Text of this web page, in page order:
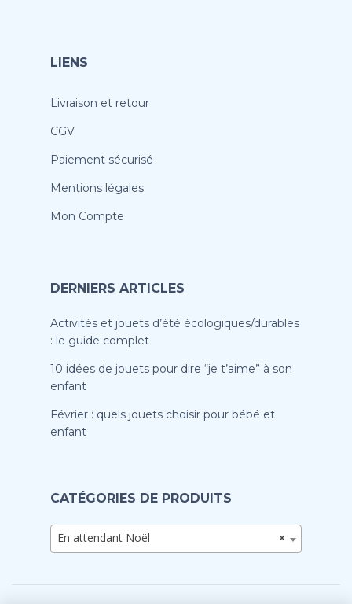
LIENS
Livraison et retour
CGV
Paiement sécurisé
Mentions légales
Mon Compte
DERNIERS ARTICLES
Activités et jouets d’été écologiques/durables
: le guide complet
10 idées de jouets pour dire “je t’aime” à son
enfant
Février : quels jouets choisir pour bébé et
enfant
CATÉGORIES DE PRODUITS
×
En attendant Noël